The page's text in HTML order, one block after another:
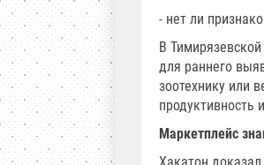
- нет ли
В
для раннего
зоотехнику или
продуктивность
Маркетплейс